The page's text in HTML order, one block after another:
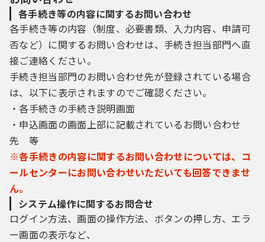
各手続き等の内容に関するお問い合わせ
各手続き等の内容（制度、必要書類、入力内容、申請可
否など）に関するお問い合わせは、手続き担当部門へ直
接ご連絡ください。
手続き担当部門のお問い合わせ先が登録されている場合
は、以下に表示されますのでご確認ください。
・各手続きの手続き説明画面
・申込画面の画面上部に記載されているお問い合わせ
先 等
※各手続きの内容に関するお問い合わせについては、コ
ールセンターにお問い合わせいただいても回答できませ
ん。
システム操作に関するお問合せ
ログイン方法、画面の操作方法、ボタンの押し方、エラ
ー画面の表示など、